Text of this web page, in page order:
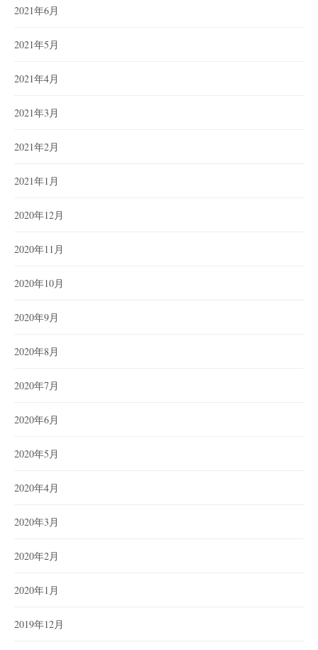
2021年6月
2021年5月
2021年4月
2021年3月
2021年2月
2021年1月
2020年12月
2020年11月
2020年10月
2020年9月
2020年8月
2020年7月
2020年6月
2020年5月
2020年4月
2020年3月
2020年2月
2020年1月
2019年12月